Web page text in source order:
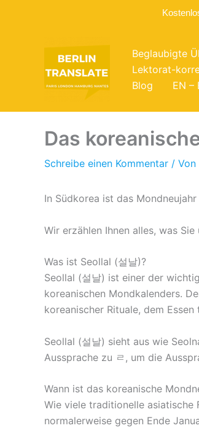
Beglaubigte
Lektorat-
Blog
EN –
Das
Schreibe einen Kommentar / Von
In Südkorea ist das
Wir erzählen Ihnen alles, was
Was ist Seollal (설날)?
Seollal (설날) ist einer der
koreanischen Mondkalenders.
koreanischer Rituale, dem
Seollal (설날) sieht aus wie
Aussprache zu ㄹ, um die
Wann ist das koreanische
Wie viele traditionelle asiatische
normalerweise gegen Ende